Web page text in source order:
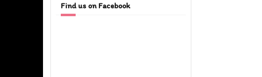
Find us on Facebook